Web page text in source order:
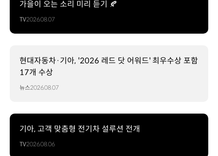
가을이 오는 소리 미리 듣기 🍂
TV2026.08.07
현대자동차·기아, '2026 레드 닷 어워드' 최우수상 포함
17개 수상
뉴스2026.08.07
기아, 고객 맞춤형 전기차 설루션 전개
TV2026.08.06